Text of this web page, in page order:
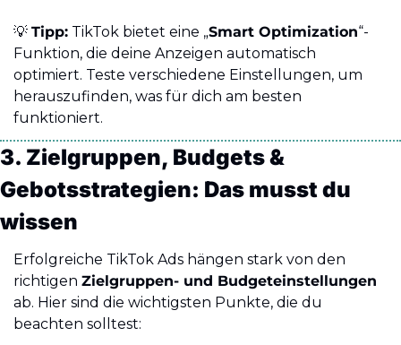
💡 Tipp: TikTok bietet eine „Smart Optimization“-
Funktion, die deine Anzeigen automatisch
optimiert. Teste verschiedene Einstellungen, um
herauszufinden, was für dich am besten
funktioniert.
3. Zielgruppen, Budgets &
Gebotsstrategien: Das musst du
wissen
Erfolgreiche TikTok Ads hängen stark von den
richtigen Zielgruppen- und Budgeteinstellungen
ab. Hier sind die wichtigsten Punkte, die du
beachten solltest: